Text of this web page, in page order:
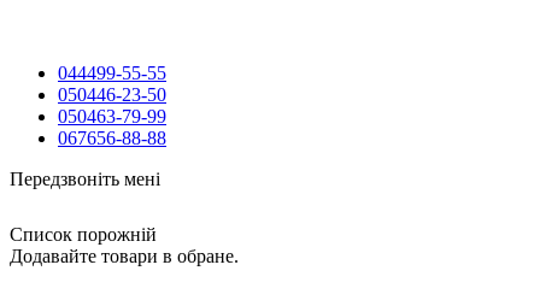
044499-55-55
050446-23-50
050463-79-99
067656-88-88
Передзвоніть мені
Список порожній
Додавайте товари в обране.